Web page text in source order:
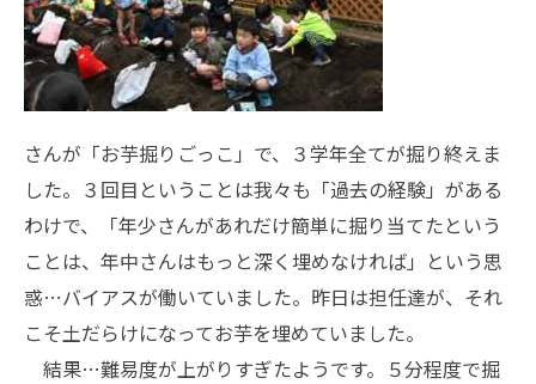
さんが「お芋掘りごっこ」で、３学年全てが掘り終えま
した。３回目ということは我々も「過去の経験」がある
わけで、「年少さんがあれだけ簡単に掘り当てたという
ことは、年中さんはもっと深く埋めなければ」という思
惑…バイアスが働いていました。昨日は担任達が、それ
こそ土だらけになってお芋を埋めていました。
結果…難易度が上がりすぎたようです。５分程度で掘